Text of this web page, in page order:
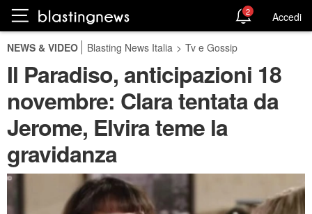
2 Accedi
NEWS & VIDEO Blasting News Italia > Tv e Gossip
Il Paradiso, anticipazioni 18
novembre: Clara tentata da
Jerome, Elvira teme la
gravidanza